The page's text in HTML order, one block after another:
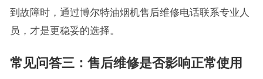
到故障时，通过博尔特油烟机售后维修电话联系专业人
员，才是更稳妥的选择。
常见问答三：售后维修是否影响正常使用